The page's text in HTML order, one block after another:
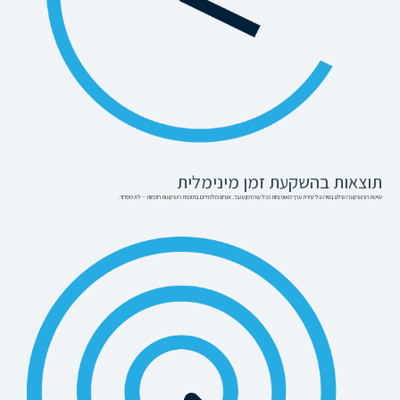
תוצאות בהשקעת זמן מינימלית
שיטת ההשקעה שלנו בנויה על יצירת ערך מאופציות ככל שהזמן עובר. אנחנו מלמדים בתוכנית השקעות חכמות – לא מסחר.